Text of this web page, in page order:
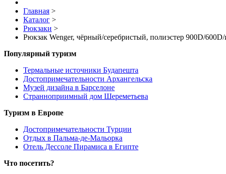
Главная >
Каталог >
Рюкзаки >
Рюкзак Wenger, чёрный/серебристый, полиэстер 900D/
Популярный туризм
Термальные источники Будапешта
Достопримечательности Архангельска
Музей дизайна в Барселоне
Странноприимный дом Шереметьева
Туризм в Европе
Достопримечательности Турции
Отдых в Пальма-де-Мальорка
Отель Дессоле Пирамиса в Египте
Что посетить?